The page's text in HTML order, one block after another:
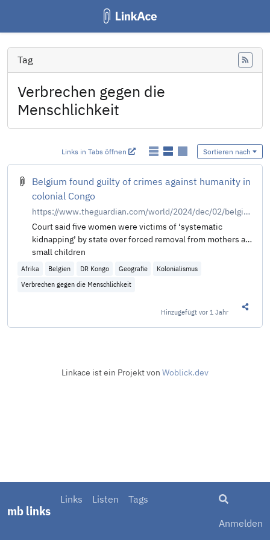
mb links
Links Listen Tags
Anmelden
Tag
Verbrechen gegen die
Menschlichkeit
Links in Tabs öffnen Sortieren nach
Belgium found guilty of crimes against humanity in
colonial Congo
https://www.theguardian.com/world/2024/dec/02/belgium-found-guilty-of-crimes-against-humanity-in-colonial-congo
Court said five women were victims of ‘systematic
kidnapping’ by state over forced removal from mothers as
small children
Afrika Belgien DR Kongo Geografie
Kolonialismus
Verbrechen gegen die Menschlichkeit
Hinzugefügtvor 1 Jahr
Linkace ist ein Projekt von Woblick.dev